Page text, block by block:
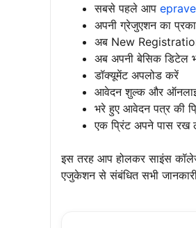
सबसे पहले आप
अपनी ग्रेजुएशन का
अब New
अब अपनी बेसिक डिटेल
डॉक्यूमेंट अपलोड करें
आवेदन शुल्क और
भरे हुए आवेदन पत्र की
एक प्रिंट अपने पास रख
इस तरह आप होलकर साइंस
एजुकेशन से संबंधित सभी